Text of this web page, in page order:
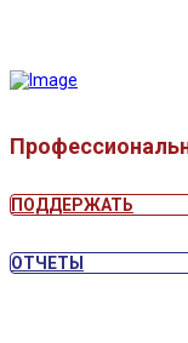
ПОДДЕРЖАТЬ
ОТЧЕТЫ